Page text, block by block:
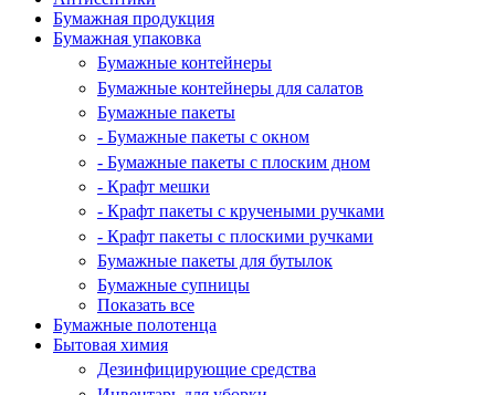
Бумажная продукция
Бумажная упаковка
Бумажные контейнеры
Бумажные контейнеры для салатов
Бумажные пакеты
- Бумажные пакеты с окном
- Бумажные пакеты с плоским дном
- Крафт мешки
- Крафт пакеты с кручеными ручками
- Крафт пакеты с плоскими ручками
Бумажные пакеты для бутылок
Бумажные супницы
Показать все
Бумажные полотенца
Бытовая химия
Дезинфицирующие средства